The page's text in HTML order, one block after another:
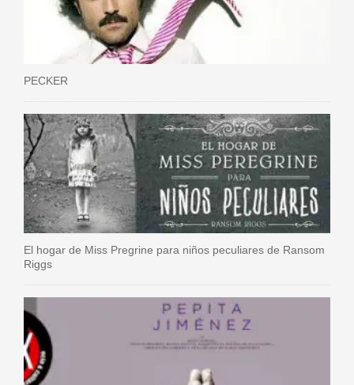
PECKER
El hogar de Miss Pregrine para niños peculiares de Ransom
Riggs